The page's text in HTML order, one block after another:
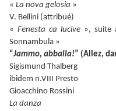
« La nova gelosia »
V. Bellini (attribué)
«Fenesta ca lucive », suite
Sonnambula »
“Jammo, abballa!” (Allez,
Sigismund Thalberg
ibidem n.VIII Presto
Gioacchino Rossini
La danza